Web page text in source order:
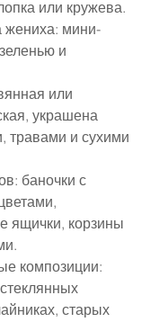
или кружева.
жениха: мини-
и
или
украшена
травами и сухими
баночки с
ящички, корзины
композиции:
старых